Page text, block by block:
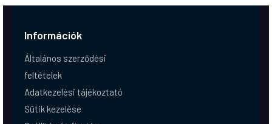
Információk
Általános szerződési
feltételek
Adatkezelési tájékoztató
Sütik kezelése